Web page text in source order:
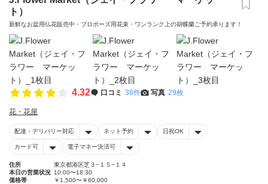
ト）
新鮮なお盆用仏花販売中・プロポーズ用花束・ワンランク上の胡蝶蘭ご予約承ります！
4.32 口コミ 36件 写真 29枚
花・花屋
配達・デリバリー対応 ネット予約 日祝OK
カード可 電子マネー決済可
住所
東京都港区芝３−１５−１４
本日の営業状況 10:00〜18:30
価格帯
￥1,500〜￥60,000